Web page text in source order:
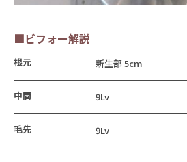
■ビフォー解説
根元 新生部 5cm
中間 9Lv
毛先 9Lv